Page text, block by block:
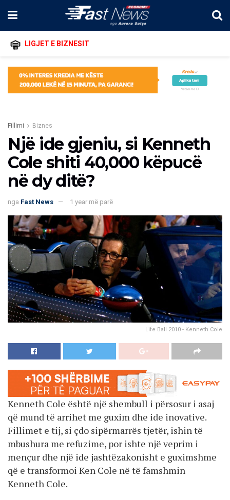
LIGJET E BIZNESIT
Fillimi Biznes
Një ide gjeniu, si Kenneth
Cole shiti 40,000 këpucë
në dy ditë?
nga Fast News 1 year më parë
Life Ball 2010 - Kenneth Cole
Kenneth Cole është një shembull i përsosur i asaj
që mund të arrihet me guxim dhe ide inovative.
Fillimet e tij, si çdo sipërmarrës tjetër, ishin të
mbushura me refuzime, por ishte një veprim i
mençur dhe një ide jashtëzakonisht e guximshme
që e transformoi Ken Cole në të famshmin
Kenneth Cole.